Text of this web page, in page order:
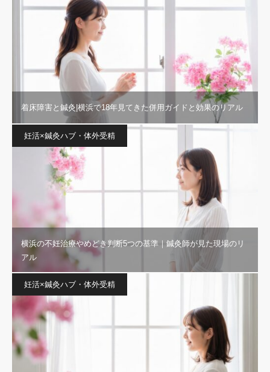
着床障害と鍼灸|横浜で18年見てきた併用ガイドと効果のリアル
妊活×鍼灸ハブ・体外受精
横浜の不妊治療やめどき判断5つの基準｜鍼灸師が見た現場のリ
アル
妊活×鍼灸ハブ・体外受精